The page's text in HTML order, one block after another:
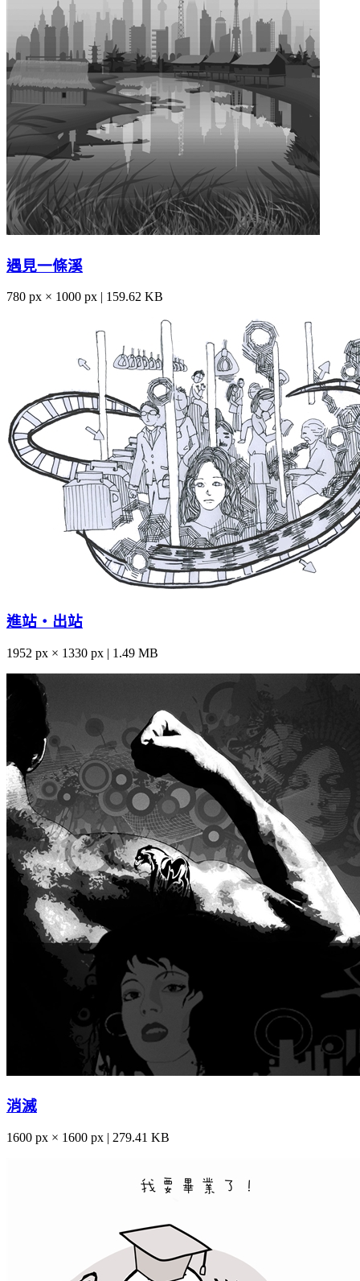
遇見一條溪
780 px × 1000 px | 159.62 KB
進站‧出站
1952 px × 1330 px | 1.49 MB
消滅
1600 px × 1600 px | 279.41 KB